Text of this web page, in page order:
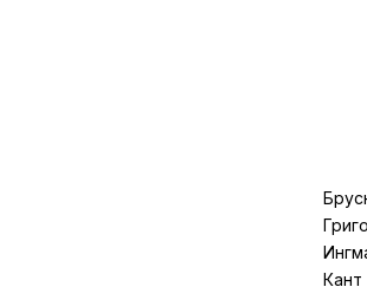
Кант